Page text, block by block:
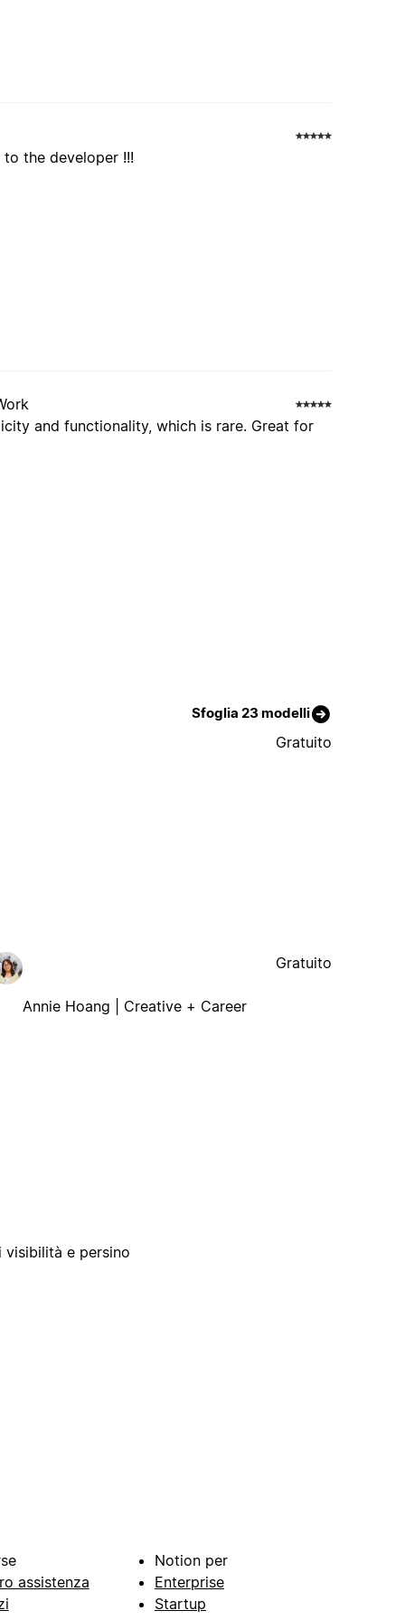
the developer !!!
and functionality, which is rare. Great for
Sfoglia 23 modelli
Gratuito
Annie Hoang | Creative + Career
Gratuito
e persino
assistenza
Notion per
Enterprise
Startup